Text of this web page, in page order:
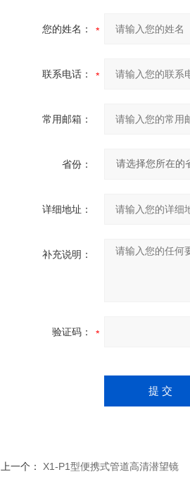
您的姓名：
联系电话：
常用邮箱：
省份：
详细地址：
补充说明：
验证码：
上一个： X1-P1型便携式管道高清潜望镜